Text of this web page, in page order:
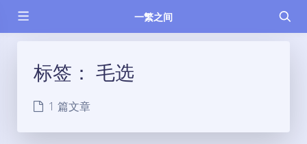
一繁之间
标签： 毛选
1 篇文章